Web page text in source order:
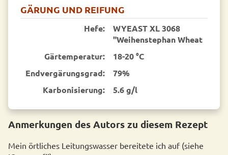
GÄRUNG UND REIFUNG
Hefe:
WYEAST XL 3068
"Weihenstephan Wheat
Gärtemperatur:
18-20 °C
End­vergärungsgrad:
79%
Karbonisierung:
5.6 g/l
Anmerkungen des Autors zu diesem Rezept
Mein örtliches Leitungswasser bereitete ich auf (siehe